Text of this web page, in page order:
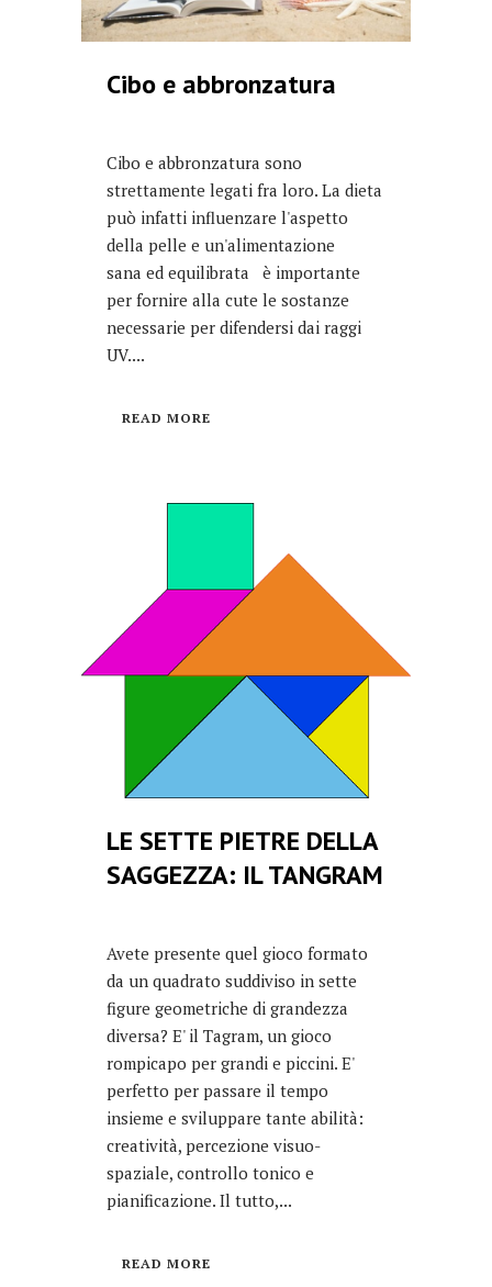
Cibo e abbronzatura
Cibo e abbronzatura sono
strettamente legati fra loro. La dieta
può infatti influenzare l'aspetto
della pelle e un'alimentazione
sana ed equilibrata è importante
per fornire alla cute le sostanze
necessarie per difendersi dai raggi
UV....
READ MORE
LE SETTE PIETRE DELLA
SAGGEZZA: IL TANGRAM
Avete presente quel gioco formato
da un quadrato suddiviso in sette
figure geometriche di grandezza
diversa? E' il Tagram, un gioco
rompicapo per grandi e piccini. E'
perfetto per passare il tempo
insieme e sviluppare tante abilità:
creatività, percezione visuo-
spaziale, controllo tonico e
pianificazione. Il tutto,...
READ MORE